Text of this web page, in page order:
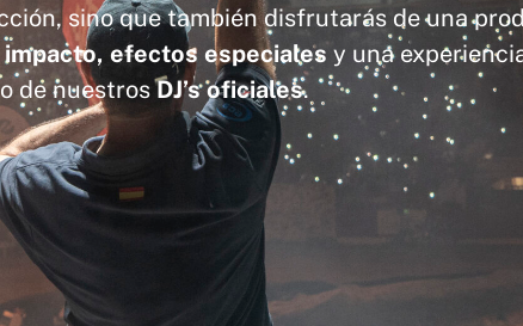
sino que también disfrutarás de una
efectos especialesy una
de nuestrosDJ’s oficiales.